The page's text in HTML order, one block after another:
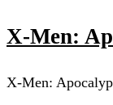
X-Men:
X-Men: